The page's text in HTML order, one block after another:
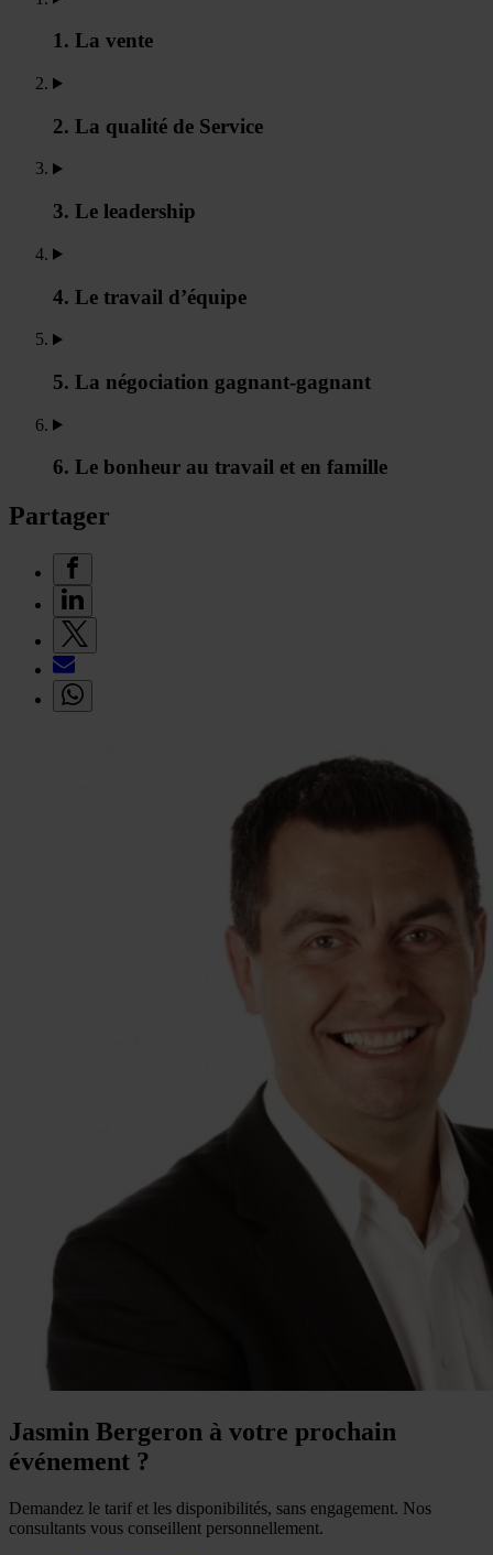
1. La vente
2. La qualité de Service
3. Le leadership
4. Le travail d’équipe
5. La négociation gagnant-gagnant
6. Le bonheur au travail et en famille
Partager
Jasmin Bergeron à votre prochain
événement ?
Demandez le tarif et les disponibilités, sans engagement. Nos
consultants vous conseillent personnellement.